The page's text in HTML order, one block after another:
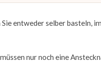
entweder selber basteln, im
nur noch eine